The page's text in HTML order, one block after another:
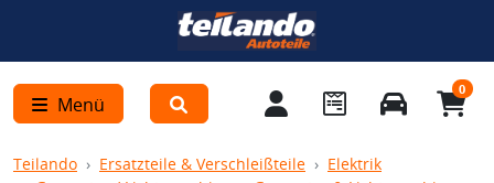
Menü
0
Teilando Ersatzteile & Verschleißteile
Elektrik